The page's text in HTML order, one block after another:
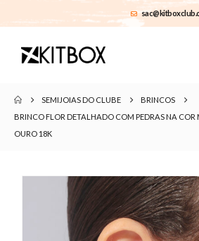
SEMIJOIAS DO CLUBE
BRINCOS
BRINCO FLOR DETALHADO COM PEDRAS NA
OURO 18K